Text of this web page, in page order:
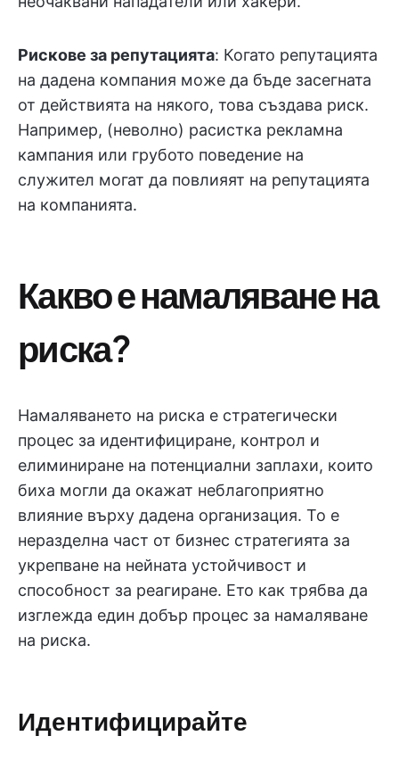
Рискове за репутацията: Когато репутацията
на дадена компания може да бъде засегната
от действията на някого, това създава риск.
Например, (неволно) расистка рекламна
кампания или грубото поведение на
служител могат да повлияят на репутацията
на компанията.
Какво е намаляване на
риска?
Намаляването на риска е стратегически
процес за идентифициране, контрол и
елиминиране на потенциални заплахи, които
биха могли да окажат неблагоприятно
влияние върху дадена организация. То е
неразделна част от бизнес стратегията за
укрепване на нейната устойчивост и
способност за реагиране. Ето как трябва да
изглежда един добър процес за намаляване
на риска.
Идентифицирайте